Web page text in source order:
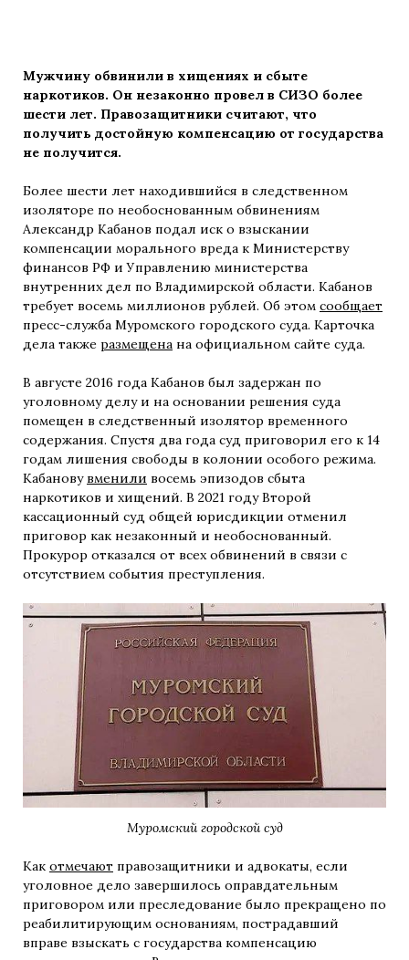
Мужчину обвинили в хищениях и сбыте
наркотиков. Он незаконно провел в СИЗО более
шести лет. Правозащитники считают, что
получить достойную компенсацию от государства
не получится.
Более шести лет находившийся в следственном
изоляторе по необоснованным обвинениям
Александр Кабанов подал иск о взыскании
компенсации морального вреда к Министерству
финансов РФ и Управлению министерства
внутренних дел по Владимирской области. Кабанов
требует восемь миллионов рублей. Об этом сообщает
пресс-служба Муромского городского суда. Карточка
дела также размещена на официальном сайте суда.
В августе 2016 года Кабанов был задержан по
уголовному делу и на основании решения суда
помещен в следственный изолятор временного
содержания. Спустя два года суд приговорил его к 14
годам лишения свободы в колонии особого режима.
Кабанову вменили восемь эпизодов сбыта
наркотиков и хищений. В 2021 году Второй
кассационный суд общей юрисдикции отменил
приговор как незаконный и необоснованный.
Прокурор отказался от всех обвинений в связи с
отсутствием события преступления.
Муромский городской суд
Как отмечают правозащитники и адвокаты, если
уголовное дело завершилось оправдательным
приговором или преследование было прекращено по
реабилитирующим основаниям, пострадавший
вправе взыскать с государства компенсацию